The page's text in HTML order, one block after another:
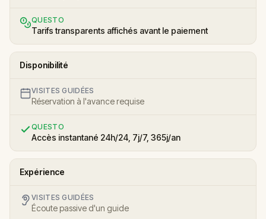
QUESTO
Tarifs transparents affichés avant le paiement
Disponibilité
VISITES GUIDÉES
Réservation à l'avance requise
QUESTO
Accès instantané 24h/24, 7j/7, 365j/an
Expérience
VISITES GUIDÉES
Écoute passive d'un guide